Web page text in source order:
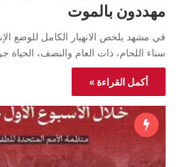
مهددون بالموت
في مشهد يلخص الانهيار الكامل للوضع
سناء اللحام، ذات العام والنصف، الحياة
أكمل القراءة »